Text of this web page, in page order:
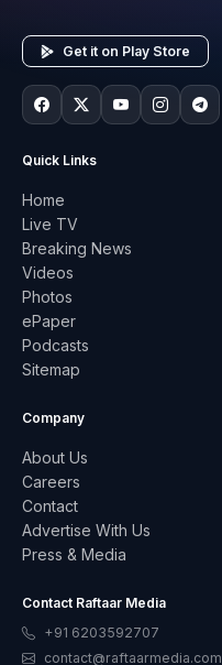
Get it on Play Store
Quick Links
Home
Live TV
Breaking News
Videos
Photos
ePaper
Podcasts
Sitemap
Company
About Us
Careers
Contact
Advertise With Us
Press & Media
Contact Raftaar Media
+91 6203592707
contact@raftaarmedia.com